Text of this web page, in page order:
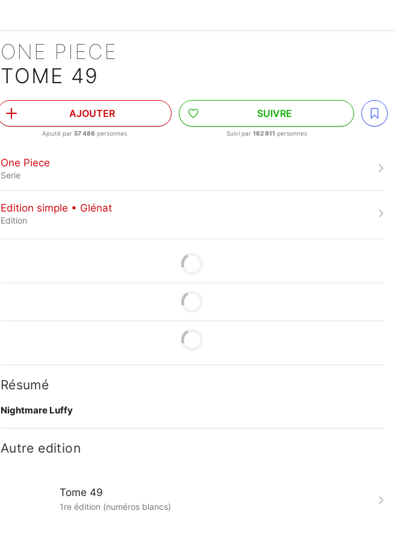
ONE PIECE
TOME 49
AJOUTER
Ajouté par 57 486 personnes
SUIVRE
Suivi par 162 911 personnes
One Piece
Serie
Edition simple • Glénat
Edition
Résumé
Nightmare Luffy
Autre edition
Tome 49
1re édition (numéros blancs)